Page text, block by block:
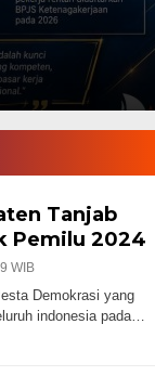
Tanjab
Pemilu 2024
WIB
Demokrasi yang
indonesia pada…